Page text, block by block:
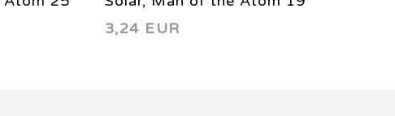
1993
3,24 EUR